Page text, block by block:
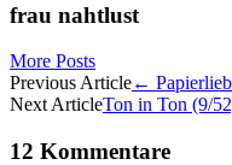
frau nahtlust
More Posts
Artikel-
Navigation
Previous Article←
Next ArticleTon in Ton (9/
12 Kommentare